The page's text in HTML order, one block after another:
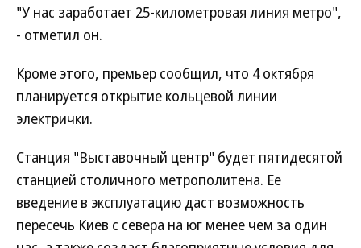
"У нас заработает 25-километровая линия метро",
- отметил он.
Кроме этого, премьер сообщил, что 4 октября
планируется открытие кольцевой линии
электрички.
Станция "Выставочный центр" будет пятидесятой
станцией столичного метрополитена. Ее
введение в эксплуатацию даст возможность
пересечь Киев с севера на юг менее чем за один